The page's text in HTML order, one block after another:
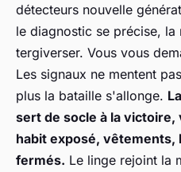
détecteurs nouvelle
le diagnostic se précise,
tergiverser. Vous vous
Les signaux ne mentent
plus la bataille s'allonge.
sert de socle à la
habit exposé, vêtements,
fermés. Le linge rejoint la